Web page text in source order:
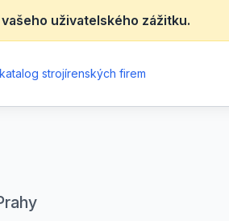
uživatelského zážitku.
katalog strojírenských firem